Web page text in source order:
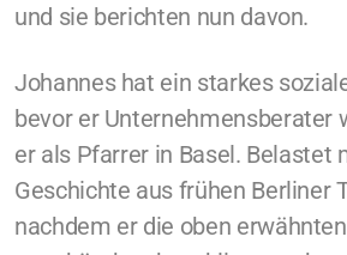
und sie berichten nun davon.
Johannes hat ein starkes
bevor er Unternehmensberater
er als Pfarrer in Basel. Belastet
Geschichte aus frühen Berliner
nachdem er die oben